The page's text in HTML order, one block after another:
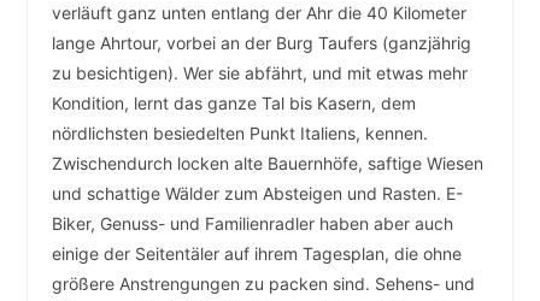
verläuft ganz unten entlang der Ahr die 40 Kilometer
lange Ahrtour, vorbei an der Burg Taufers (ganzjährig
zu besichtigen). Wer sie abfährt, und mit etwas mehr
Kondition, lernt das ganze Tal bis Kasern, dem
nördlichsten besiedelten Punkt Italiens, kennen.
Zwischendurch locken alte Bauernhöfe, saftige Wiesen
und schattige Wälder zum Absteigen und Rasten. E-
Biker, Genuss- und Familienradler haben aber auch
einige der Seitentäler auf ihrem Tagesplan, die ohne
größere Anstrengungen zu packen sind. Sehens- und